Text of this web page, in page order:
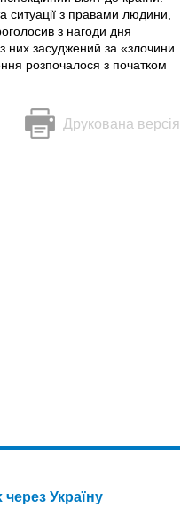
ситуації з правами людини,
з нагоди дня
них засуджений за «злочини
розпочалося з початком
Друкована версія
Україну